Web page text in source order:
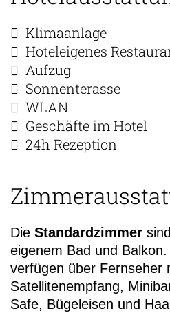
Klimaanlage
Hoteleigenes
Aufzug
Sonnenterasse
WLAN
Geschäfte im Hotel
24h Rezeption
Die Standardzimmer
eigenem Bad und
verfügen über Fernseher
Satellitenempfang,
Safe, Bügeleisen und